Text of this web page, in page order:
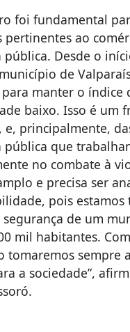
foi fundamental
pertinentes ao
pública. Desde o
de
manter o índice
baixo. Isso é um
e, principalmente,
pública que
no combate à
e precisa ser
pois estamos
segurança de um
mil habitantes.
tomaremos sempre
a sociedade”,